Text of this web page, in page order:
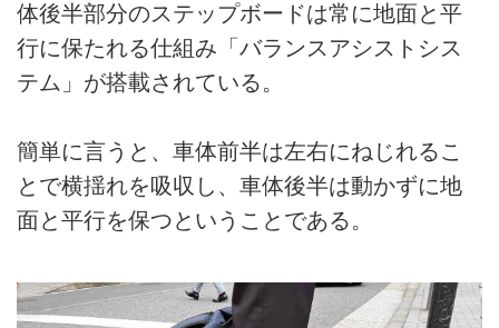
体後半部分のステップボードは常に地面と平
行に保たれる仕組み「バランスアシストシス
テム」が搭載されている。
簡単に言うと、車体前半は左右にねじれるこ
とで横揺れを吸収し、車体後半は動かずに地
面と平行を保つということである。